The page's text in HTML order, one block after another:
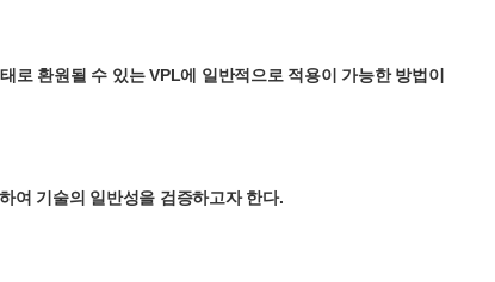
환원될 수 있는 VPL에 일반적으로 적용이 가능한 방법이
여 기술의 일반성을 검증하고자 한다.